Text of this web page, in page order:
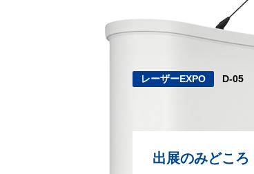
レーザーEXPO D-05
出展のみどころ